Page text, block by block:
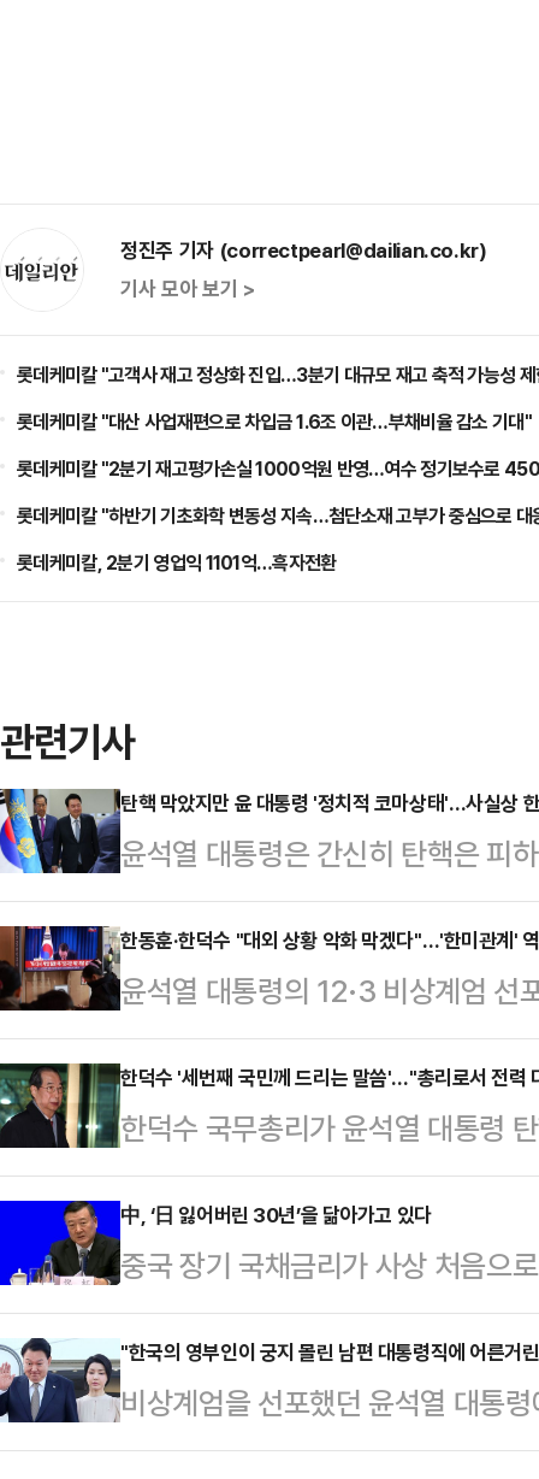
정진주 기자 (correctpearl@dailian.co.kr)
기사 모아 보기 >
롯데케미칼 "고객사 재고 정상화 진입…3분기 대규모 재고 축적 가능성
롯데케미칼 "대산 사업재편으로 차입금 1.6조 이관…부채비율 감소 기대"
롯데케미칼 "2분기 재고평가손실 1000억원 반영…여수 정기보수로
롯데케미칼 "하반기 기초화학 변동성 지속…첨단소재 고부가 중심으로 대
롯데케미칼, 2분기 영업익 1101억…흑자전환
관련기사
탄핵 막았지만 윤 대통령 '정치적 코마상태'…사실상
윤석열 대통령은 간신히 탄핵은 피
락했다. 비상계엄 사태부터 탄핵 정
게 됐다는 평가가 나온다. 앞으로
될 전망이다.7일 국회 본회의에서
작과 함께 퇴장해 가결정족수(200
의힘이 당론을 '부결'로 정하면서
2016년 '박근혜 탄핵' 트라우마가
박근혜 전 대통…
한동훈·한덕수 "대외 상황 악화 막겠다"…'한미관계'
윤석열 대통령의 12·3 비상계엄 선
한 부정적 여론이 감지되고 있다.
동훈 국민의힘 대표와 한덕수 국무
운데, 한반도 안보를 위해 가장 중
속히 회복될 수 있을지가 관건이다
상계엄 사태 이후 오랜 침묵을 깨고
책임을 회피하지 않겠다는 입장을
각하며 많이 놀…
한덕수 '세번째 국민께 드리는 말씀'…"총리로서 전력
한덕수 국무총리가 윤석열 대통령
조속히 수습돼 국가의 안위와 국민
도록 국무총리로서 전력을 다하겠
'국민께 드리는 말씀'을 통해 "국무
을 무겁게 받아들이고 있다"며 이
공직자들은 국민의 일상이 안정되
수행해달라"고 당부했다.한 총리는
총리에게 "현상황이 우리 …
中, ‘日 잃어버린 30년’을 닮아가고 있다
중국 장기 국채금리가 사상 처음으
파른 하락세를 타고 있다. 세계 2위
년’과 같은 심각한 디플레이션(디
자자들이 ‘돈을 걸고’ 있다는 분석
지속적으로 하락하며 지난달 28일
"한국의 영부인이 궁지 몰린 남편 대통령직에 어른거
비상계엄을 선포했던 윤석열 대통
가운데 윤 대통령이 처한 현재 상황